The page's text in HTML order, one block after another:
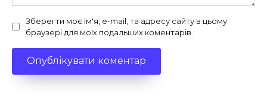
Зберегти моє ім'я, e-mail, та адресу сайту в цьому
браузері для моїх подальших коментарів.